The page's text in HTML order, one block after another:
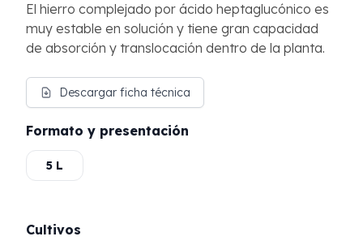
El hierro complejado por ácido heptaglucónico es
muy estable en solución y tiene gran capacidad
de absorción y translocación dentro de la planta.
Descargar ficha técnica
Formato y presentación
5 L
Cultivos